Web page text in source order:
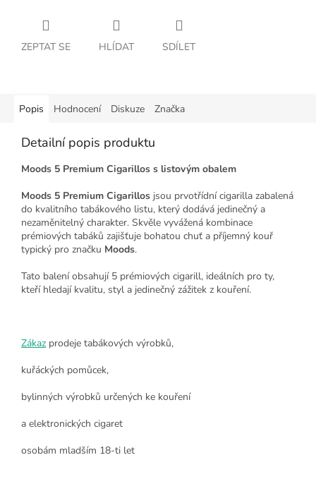
ZEPTAT SE HLÍDAT SDÍLET
Popis Hodnocení Diskuze Značka
Detailní popis produktu
Moods 5 Premium Cigarillos s listovým obalem
Moods 5 Premium Cigarillos jsou prvotřídní cigarilla zabalená
do kvalitního tabákového listu, který dodává jedinečný a
nezaměnitelný charakter. Skvěle vyvážená kombinace
prémiových tabáků zajišťuje bohatou chuť a příjemný kouř
typický pro značku Moods.
Tato balení obsahují 5 prémiových cigarill, ideálních pro ty,
kteří hledají kvalitu, styl a jedinečný zážitek z kouření.
Zákaz prodeje tabákových výrobků,
kuřáckých pomůcek,
bylinných výrobků určených ke kouření
a elektronických cigaret
osobám mladším 18-ti let